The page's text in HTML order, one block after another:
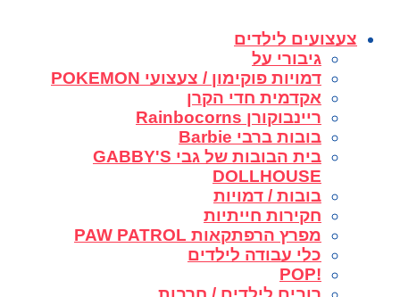
צעצועים לילדים
גיבורי על
דמויות פוקימון / צעצועי POKEMON
אקדמית חדי הקרן
ריינבוקורן Rainbocorns
בובות ברבי Barbie
בית הבובות של גבי GABBY'S
DOLLHOUSE
בובות / דמויות
חקירות חייתיות
מפרץ הרפתקאות PAW PATROL
כלי עבודה לילדים
!POP